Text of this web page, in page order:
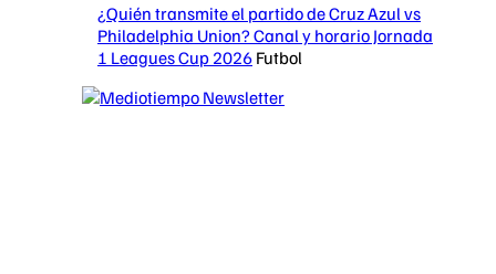
¿Quién transmite el partido de Cruz Azul vs
Philadelphia Union? Canal y horario Jornada
1 Leagues Cup 2026 Futbol